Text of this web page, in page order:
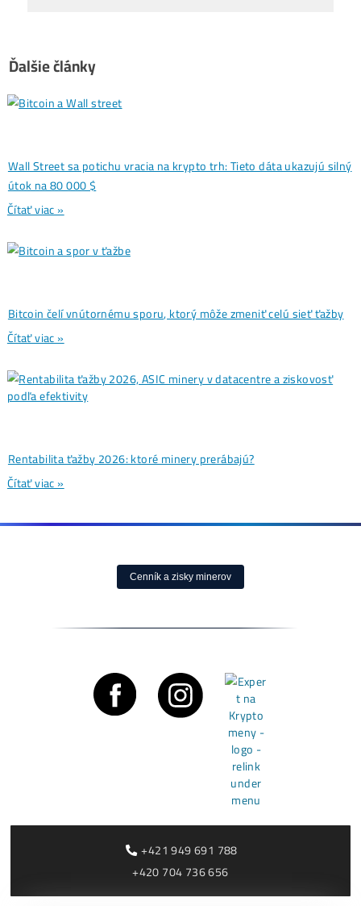
Paraguaj v prospech Brazílie
Bitcoin a kryptomeny sa
známy ekonóm→
Analýzy a Predikcie
Wall Street sa potichu vracia na krypto trh: Tieto dáta
útok na 80 000 $
07/08/2026
Rentabilita ťažby 2026: ktoré minery prerábajú?
Cenník a zisky minerov